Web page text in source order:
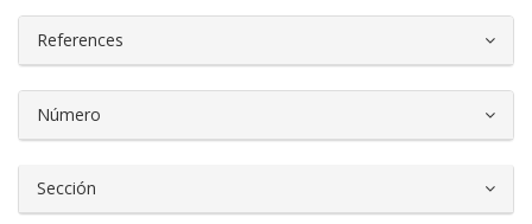
References
Número
Sección